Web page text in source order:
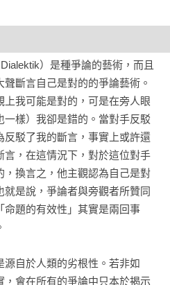
）是種爭論的藝術，而且
斷言自己是對的的爭論藝術。
上我可能是對的，可是在旁人眼
樣）我卻是錯的。當對手反駁
反駁了我的斷言，事實上或許還
，在這情況下，對於這位對手
換言之，他主觀認為自己是對
是說，爭論者與旁觀者所贊同
命題的有效性」其實是兩回事
自於人類的劣根性。若非如
會在所有的爭論中只本於揭示